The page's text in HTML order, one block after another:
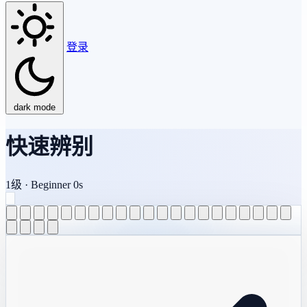
dark mode
登录
快速辨别
1级 · Beginner 0s